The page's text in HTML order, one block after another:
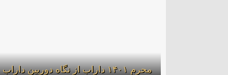
محرم ۱۴۰۱ داراب از نگاه دوربین داراب